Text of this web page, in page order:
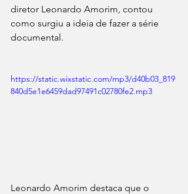
diretor Leonardo Amorim, contou
como surgiu a ideia de fazer a série
documental.
https://static.wixstatic.com/mp3/d40b03_819
840d5e1e6459dad97491c02780fe2.mp3
Leonardo Amorim destaca que o